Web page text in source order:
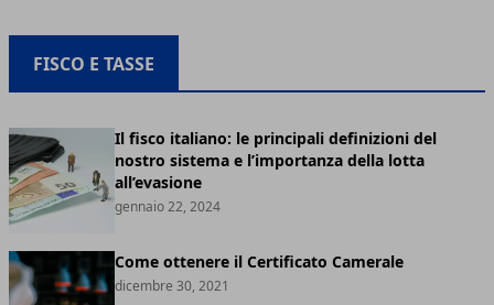
FISCO E TASSE
Il fisco italiano: le principali definizioni del
nostro sistema e l’importanza della lotta
all’evasione
gennaio 22, 2024
Come ottenere il Certificato Camerale
dicembre 30, 2021